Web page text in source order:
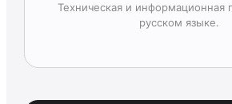
Техническая и информационная
русском языке.